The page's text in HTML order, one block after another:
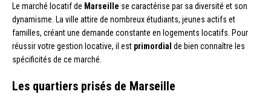
Le marché locatif de Marseille se caractérise par sa diversité et son
dynamisme. La ville attire de nombreux étudiants, jeunes actifs et
familles, créant une demande constante en logements locatifs. Pour
réussir votre gestion locative, il est primordial de bien connaître les
spécificités de ce marché.
Les quartiers prisés de Marseille